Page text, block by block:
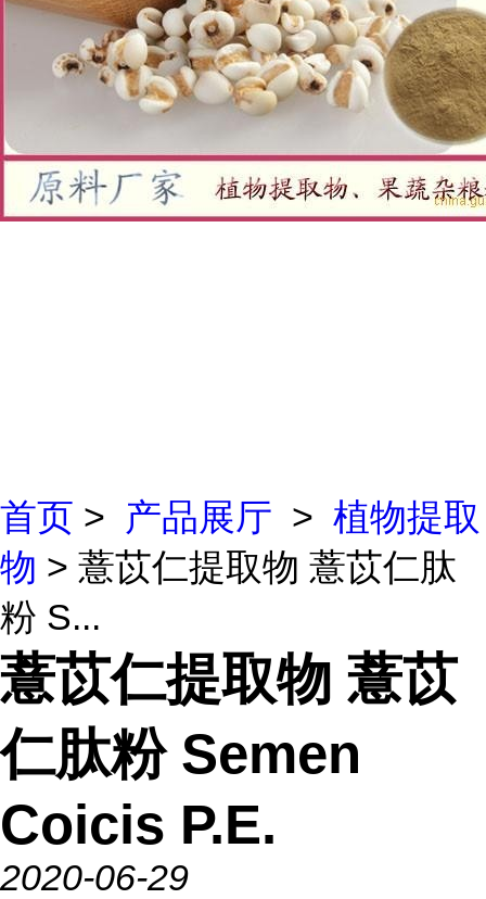
首页 > 产品展厅 > 植物提取
物 > 薏苡仁提取物 薏苡仁肽
粉 S...
薏苡仁提取物 薏苡
仁肽粉 Semen
Coicis P.E.
2020-06-29